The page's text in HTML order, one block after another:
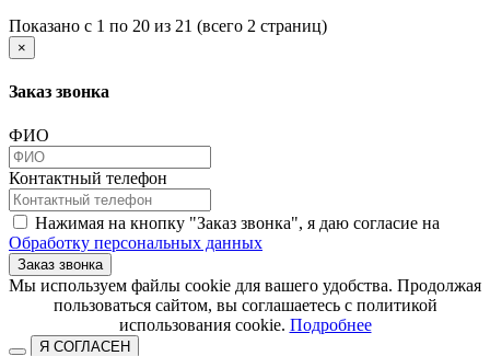
Показано с 1 по 20 из 21 (всего 2 страниц)
×
Заказ звонка
ФИО
Контактный телефон
Нажимая на кнопку "Заказ звонка", я даю согласие на
Обработку персональных данных
Заказ звонка
​​​​​​​Мы используем файлы cookie для вашего удобства. Продолжая
пользоваться сайтом, вы соглашаетесь с политикой
использования cookie.​​​​​​​ Подробнее
Я СОГЛАСЕН